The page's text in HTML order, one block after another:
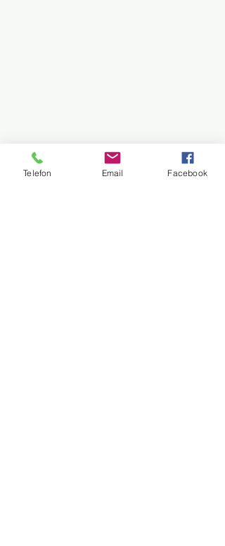
Telefon Email Facebook